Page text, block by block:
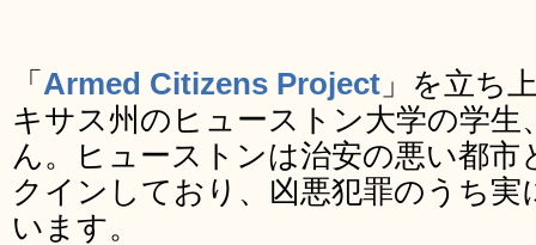
「 Armed Citizens Project 」を立ち
キサス州のヒューストン大学の学
ん。ヒューストンは治安の悪い都市
クインしており、凶悪犯罪のうち
います。